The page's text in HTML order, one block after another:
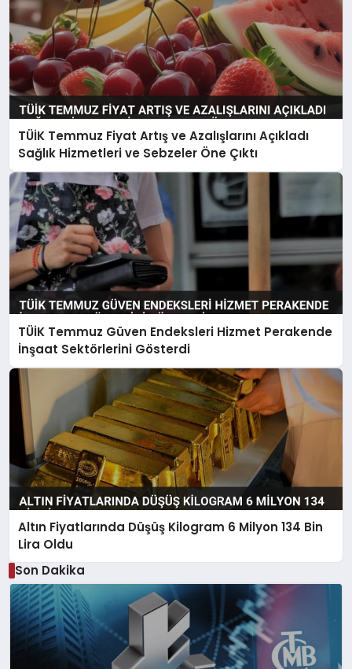
TÜİK Temmuz Fiyat Artış ve Azalışlarını Açıkladı
Sağlık Hizmetleri ve Sebzeler Öne Çıktı
TÜİK Temmuz Güven Endeksleri Hizmet Perakende
İnşaat Sektörlerini Gösterdi
Altın Fiyatlarında Düşüş Kilogram 6 Milyon 134 Bin
Lira Oldu
Son Dakika